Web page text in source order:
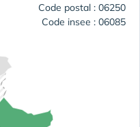
Code postal : 06250
Code insee : 06085